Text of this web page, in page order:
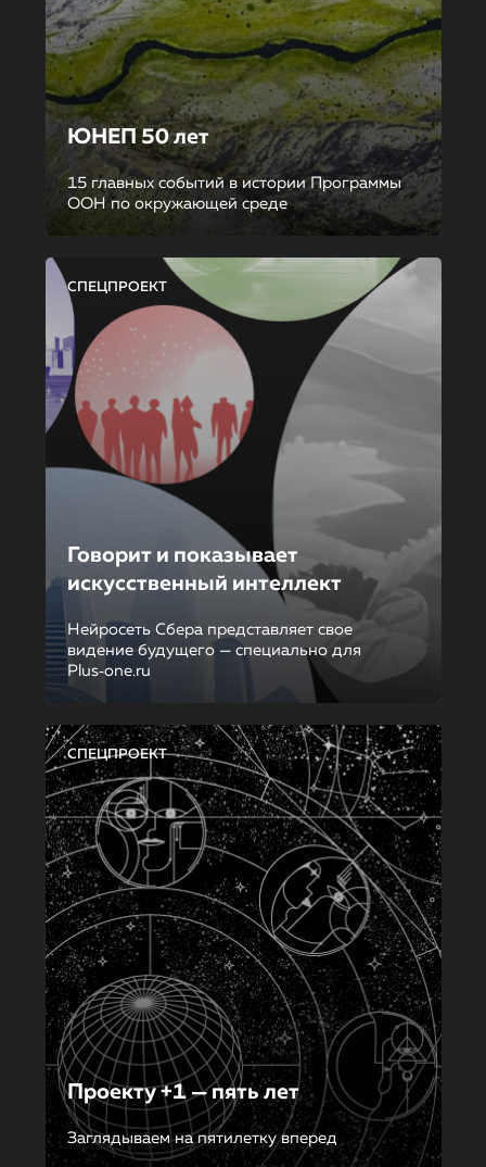
ЮНЕП 50 лет
15 главных событий в истории Программы
ООН по окружающей среде
СПЕЦПРОЕКТ
Говорит и показывает
искусственный интеллект
Нейросеть Сбера представляет свое
видение будущего — специально для
Plus‑one.ru
СПЕЦПРОЕКТ
Проекту +1 — пять лет
Заглядываем на пятилетку вперед